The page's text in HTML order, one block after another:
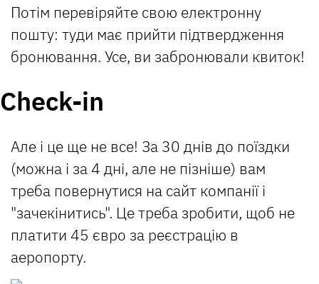
Потім перевіряйте свою електронну
пошту: туди має прийти підтвердження
бронювання. Усе, ви забронювали квиток!
Check-in
Але і це ще не все! За 30 днів до поїздки
(можна і за 4 дні, але не пізніше) вам
треба повернутися на сайт компанії і
"зачекінитись". Це треба зробити, щоб не
платити 45 євро за реєстрацію в
аеропорту.